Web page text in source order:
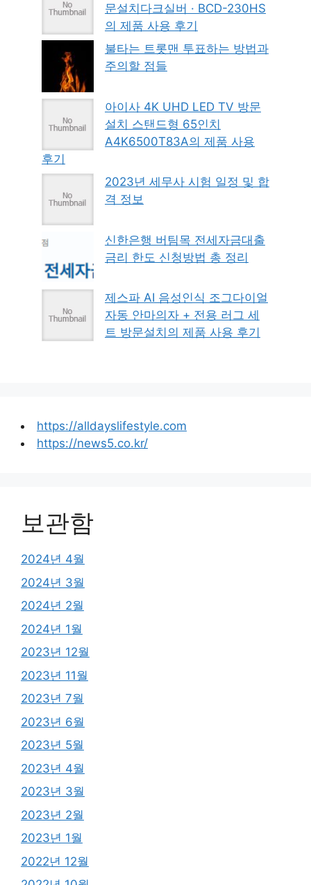
문설치다크실버 · BCD-230HS
의 제품 사용 후기
불타는 트롯맨 투표하는 방법과
주의할 점들
아이사 4K UHD LED TV 방문
설치 스탠드형 65인치
A4K6500T83A의 제품 사용
후기
2023년 세무사 시험 일정 및 합
격 정보
신한은행 버팀목 전세자금대출
금리 한도 신청방법 총 정리
제스파 AI 음성인식 조그다이얼
자동 안마의자 + 전용 러그 세
트 방문설치의 제품 사용 후기
https://alldayslifestyle.com
https://news5.co.kr/
보관함
2024년 4월
2024년 3월
2024년 2월
2024년 1월
2023년 12월
2023년 11월
2023년 7월
2023년 6월
2023년 5월
2023년 4월
2023년 3월
2023년 2월
2023년 1월
2022년 12월